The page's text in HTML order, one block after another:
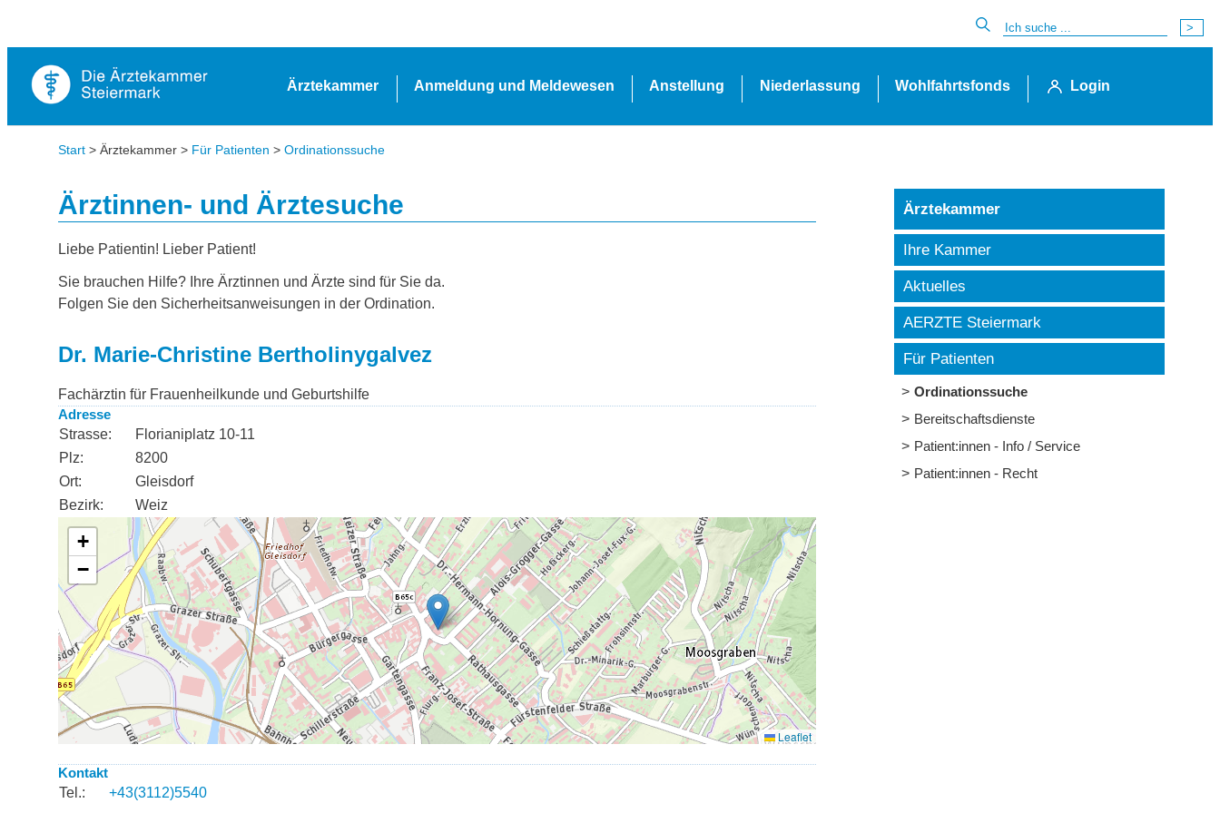
Ärztekammer Anmeldung und Meldewesen Anstellung Niederlassung Wohlfahrtsfonds Login
Start > Ärztekammer > Für Patienten > Ordinationssuche
Ärztinnen- und Ärztesuche
Liebe Patientin! Lieber Patient!
Sie brauchen Hilfe? Ihre Ärztinnen und Ärzte sind für Sie da.
Folgen Sie den Sicherheitsanweisungen in der Ordination.
Dr. Marie-Christine Bertholinygalvez
Fachärztin für Frauenheilkunde und Geburtshilfe
Adresse
Strasse:
Florianiplatz 10-11
Plz:
8200
Ort:
Gleisdorf
Bezirk:
Weiz
Kontakt
Tel.:
+43(3112)5540
Ärztekammer
Ihre Kammer
Aktuelles
AERZTE Steiermark
Für Patienten
Ordinationssuche
Bereitschaftsdienste
Patient:innen - Info / Service
Patient:innen - Recht